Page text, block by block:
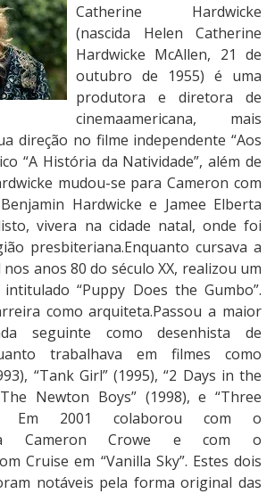
Catherine Hardwicke
(nascida Helen Catherine
Hardwicke McAllen, 21 de
outubro de 1955) é uma
produtora e diretora de
cinemaamericana, mais
direção no filme independente “Aos
“A História da Natividade”, além de
mudou-se para Cameron com
Hardwicke e Jamee Elberta
vivera na cidade natal, onde foi
presbiteriana.Enquanto cursava a
nos anos 80 do século XX, realizou um
“Puppy Does the Gumbo”.
como arquiteta.Passou a maior
seguinte como desenhista de
trabalhava em filmes como
“Tank Girl” (1995), “2 Days in the
Newton Boys” (1998), e “Three
Em 2001 colaborou com o
Cameron Crowe e com o
Cruise em “Vanilla Sky”. Estes dois
notáveis pela forma original das